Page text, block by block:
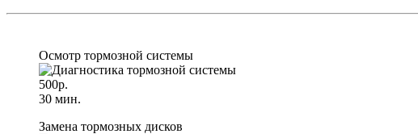
Осмотр тормозной системы
500р.
30 мин.
Замена тормозных дисков